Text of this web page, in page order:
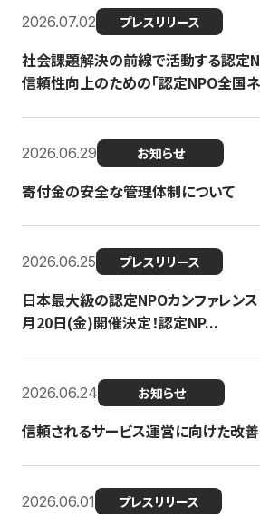
2026.07.02 プレスリリース
社会課題解決の前線で活動する認定
信頼性向上のための「認定NPO全国ネ
2026.06.29 お知らせ
寄付金の安全な管理体制について
2026.06.25 プレスリリース
日本最大級の認定NPOカンファレン
月20日(金)開催決定！認定NP...
2026.06.24 お知らせ
信頼されるサービス運営に向けた改
2026.06.01 プレスリリース